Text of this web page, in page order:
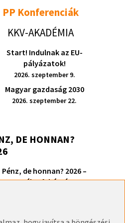
PP Konferenciák
KKV-AKADÉMIA
Start! Indulnak az EU-
pályázatok!
2026. szeptember 9.
Magyar gazdaság 2030
2026. szeptember 22.
DE HONNAN?
Pénz, de honnan? 2026 –
Székesfehérvár